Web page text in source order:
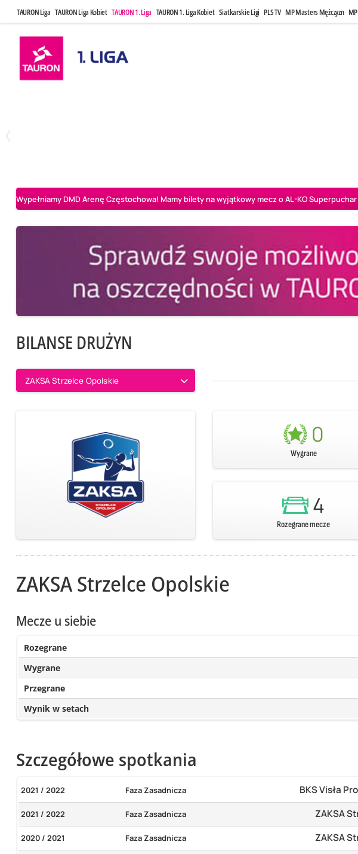
TAURON Liga TAURON Liga Kobiet TAURON 1. Liga TAURON 1. Liga Kobiet Siatkarskie Ligi PLS TV MP Masters Mężczyzn
Wypełniamy DMD Arenę Częstochowa! Mamy bilety na wyjątkowy mecz o AL-KO
BILANSE DRUŻYN
ZAKSA Strzelce Opolskie
0
Wygrane
4
Rozegrane mecze
ZAKSA Strzelce Opolskie
Mecze u siebie
Rozegrane
Wygrane
Przegrane
Wynik w setach
Szczegółowe spotkania
2021 / 2022 Faza Zasadnicza BKS Visła
2021 / 2022 Faza Zasadnicza ZAKSA
2020 / 2021 Faza Zasadnicza ZAKSA